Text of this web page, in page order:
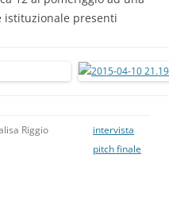
presenti
Riggio
intervista
pitch finale